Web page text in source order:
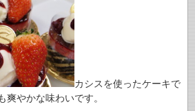
カシスを使ったケーキで
爽やかな味わいです。